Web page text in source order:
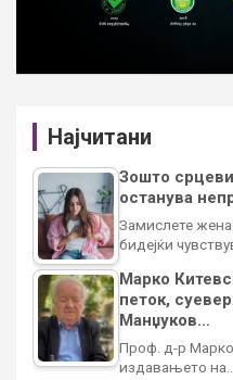
Најчитани
Зошто
останува
Замислете
бидејќи
Марко
петок,
Манџуков…
Проф. д-р Марко
издавањето на…